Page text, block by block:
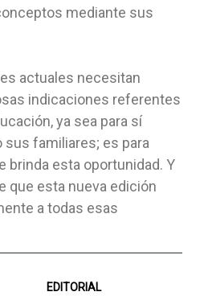
mediante sus
actuales necesitan
indicaciones referentes
ya sea para sí
familiares; es para
brinda esta oportunidad. Y
que esta nueva edición
a todas esas
EDITORIAL